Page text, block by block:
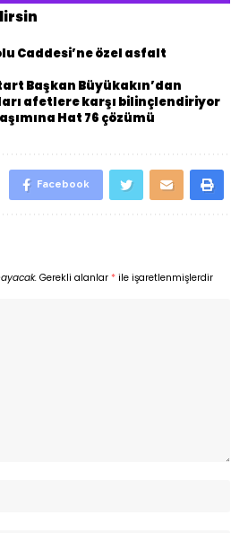
Caddesi’ne özel asfalt
Başkan Büyükakın’dan
afetlere karşı bilinçlendiriyor
Hat 76 çözümü
Facebook
Gerekli alanlar * ile işaretlenmişlerdir